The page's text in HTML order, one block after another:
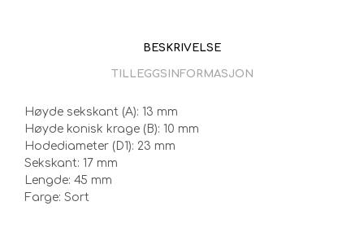
BESKRIVELSE
TILLEGGSINFORMASJON
Høyde sekskant (A): 13 mm
Høyde konisk krage (B): 10 mm
Hodediameter (D1): 23 mm
Sekskant: 17 mm
Lengde: 45 mm
Farge: Sort